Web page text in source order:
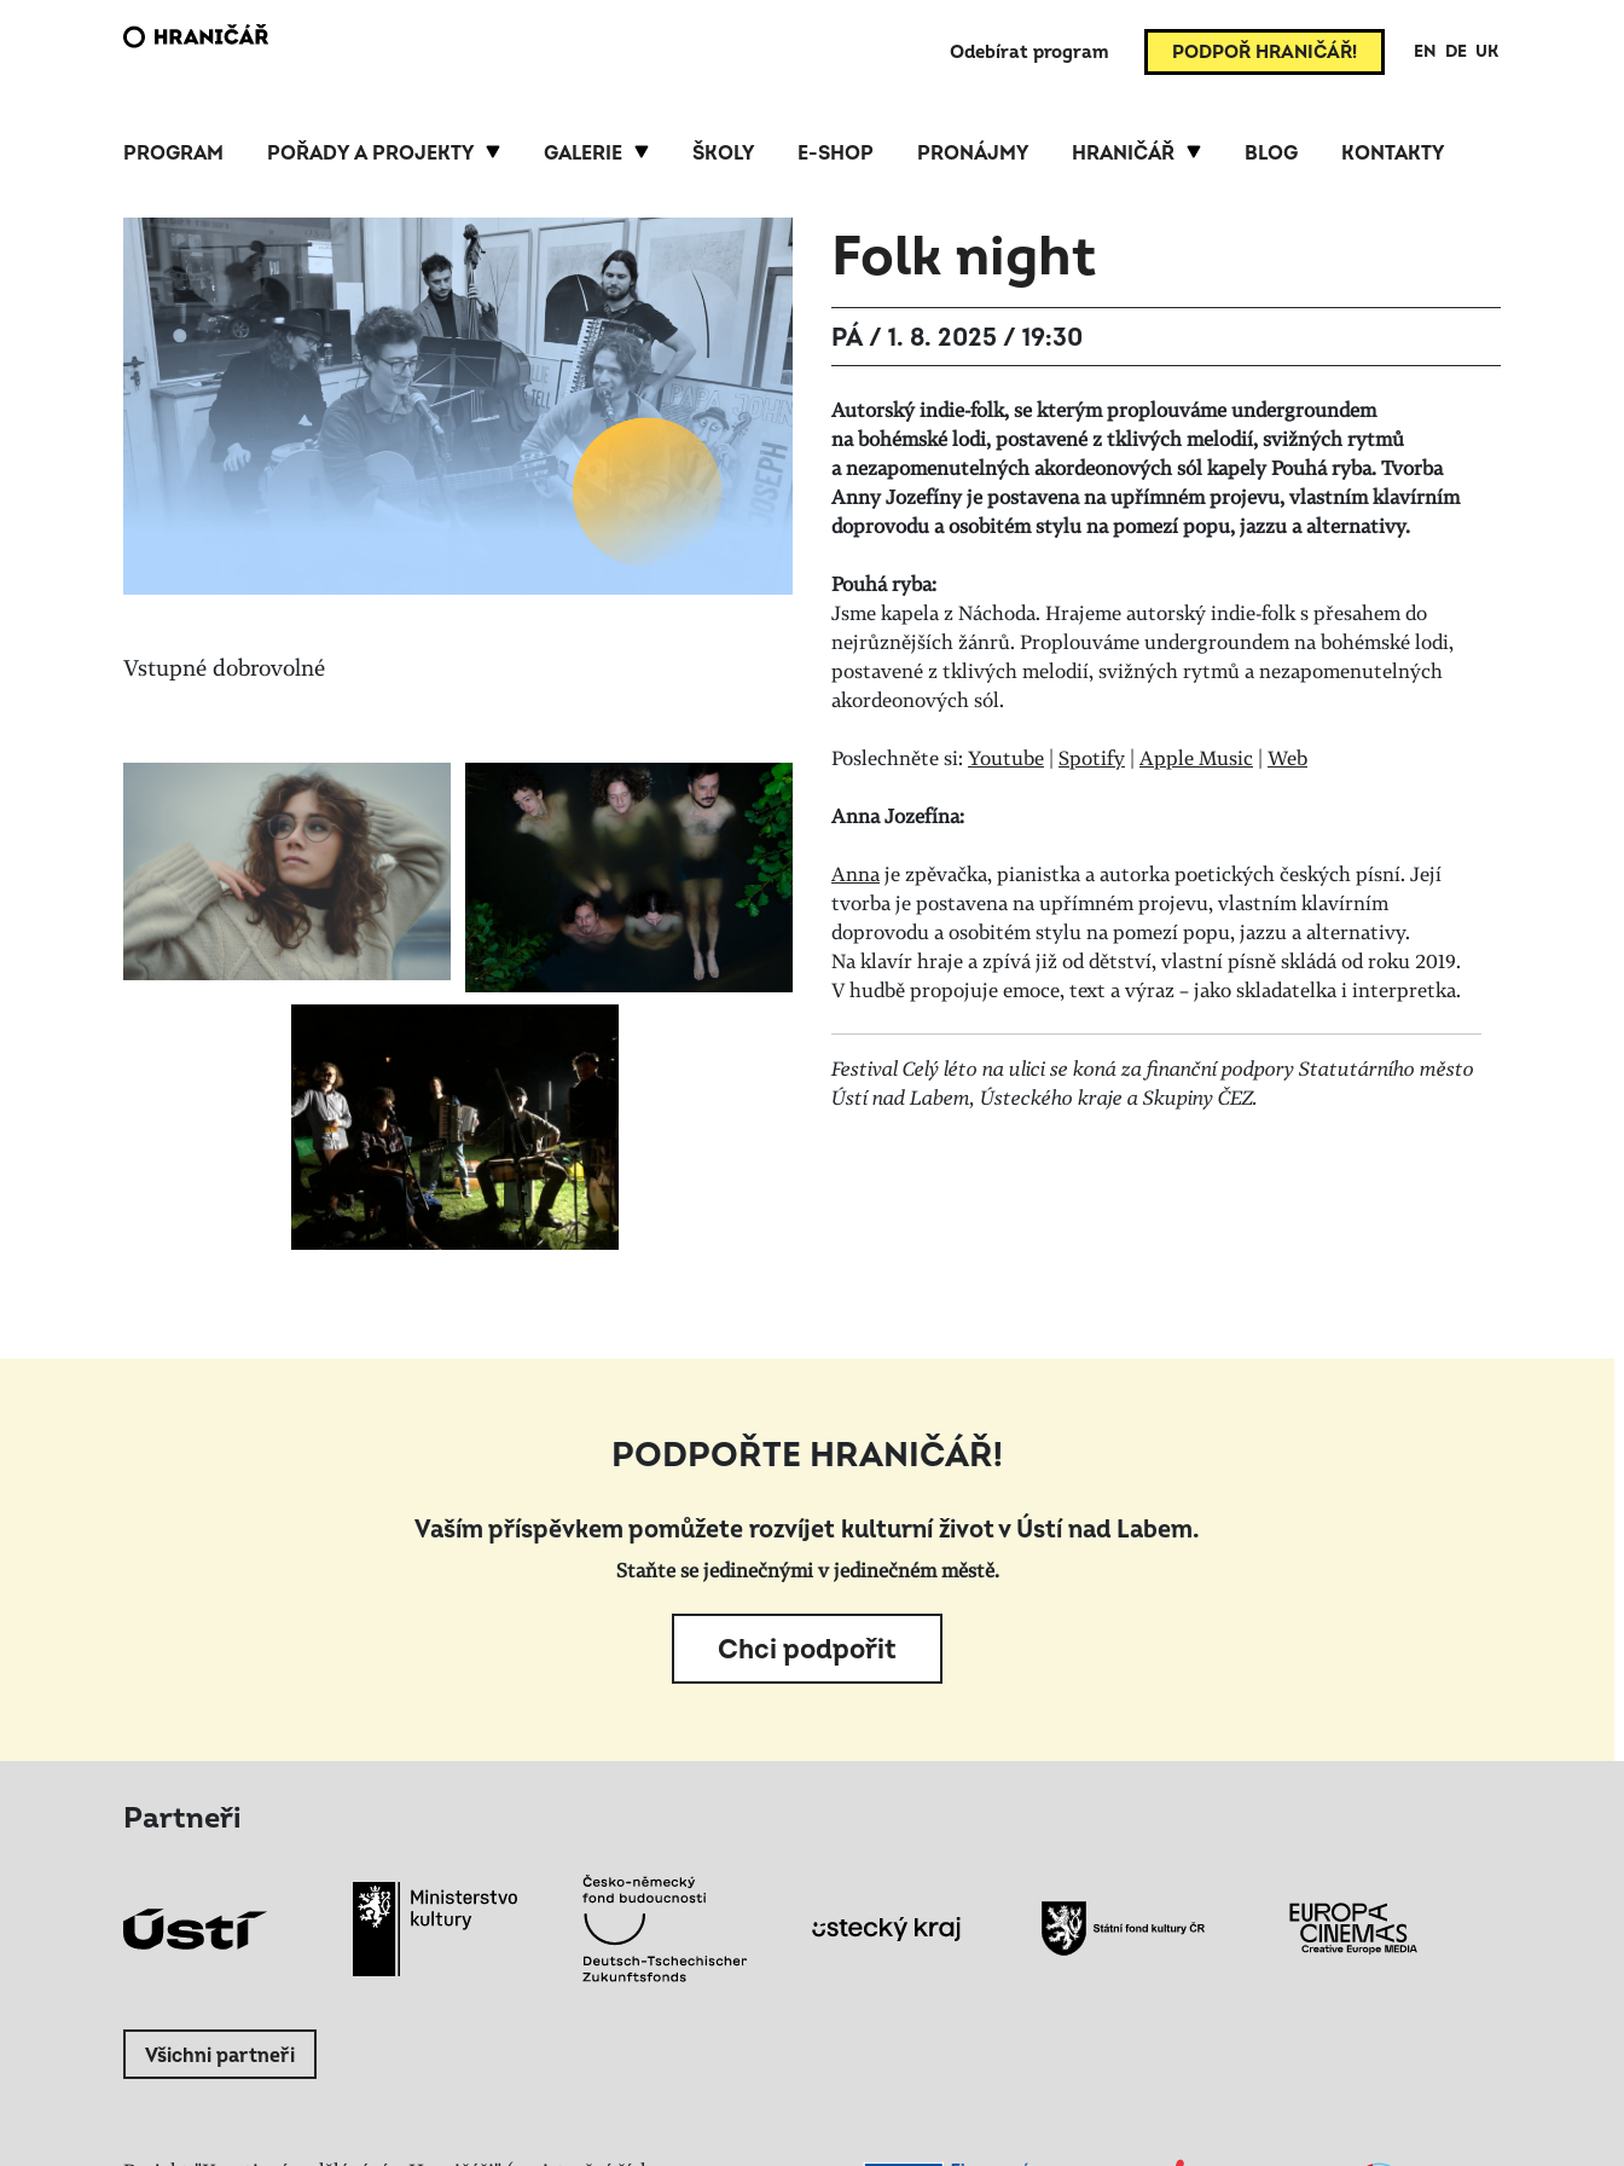
Odebírat program PODPOŘ HRANIČÁŘ! EN DE UK
PROGRAM POŘADY A PROJEKTY GALERIE ŠKOLY E-SHOP PRONÁJMY HRANIČÁŘ BLOG KONTAKTY
Folk night
PÁ / 1. 8. 2025 / 19:30
Autorský indie-folk, se kterým proplouváme undergroundem
na bohémské lodi, postavené z tklivých melodií, svižných rytmů
a nezapomenutelných akordeonových sól kapely Pouhá ryba. Tvorba
Anny Jozefíny je postavena na upřímném projevu, vlastním klavírním
doprovodu a osobitém stylu na pomezí popu, jazzu a alternativy.
Pouhá ryba:
Jsme kapela z Náchoda. Hrajeme autorský indie-folk s přesahem do
nejrůznějších žánrů. Proplouváme undergroundem na bohémské lodi,
postavené z tklivých melodií, svižných rytmů a nezapomenutelných
akordeonových sól.
Poslechněte si: Youtube | Spotify | Apple Music | Web
Anna Jozefína:
Annaje zpěvačka, pianistka a autorka poetických českých písní. Její
tvorba je postavena na upřímném projevu, vlastním klavírním
doprovodu a osobitém stylu na pomezí popu, jazzu a alternativy.
Na klavír hraje a zpívá již od dětství, vlastní písně skládá od roku 2019.
V hudbě propojuje emoce, text a výraz – jako skladatelka i interpretka.
Festival Celý léto na ulici se koná za finanční podpory Statutárního město
Ústí nad Labem, Ústeckého kraje a Skupiny ČEZ.
Vstupné dobrovolné
PODPOŘTE HRANIČÁŘ!
Vaším příspěvkem pomůžete rozvíjet kulturní život v Ústí nad Labem.
Staňte se jedinečnými v jedinečném městě.
Chci podpořit
Partneři
Všichni partneři